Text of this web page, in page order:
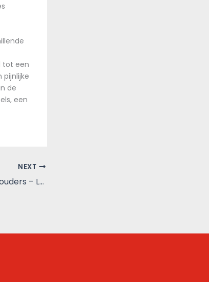
tot een
pijnlijke
de
een
NEXT
De feestzaal van mijn ouders – Lees zonder grenzen